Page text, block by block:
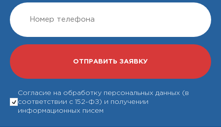
Согласие на обработку персональных данных (в
соответствии с 152-ФЗ) и получении
информационных писем